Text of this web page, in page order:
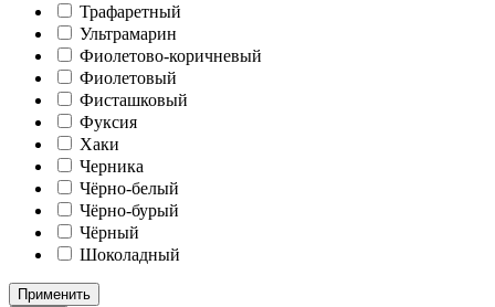
Трафаретный
Ультрамарин
Фиолетово-коричневый
Фиолетовый
Фисташковый
Фуксия
Хаки
Черника
Чёрно-белый
Чёрно-бурый
Чёрный
Шоколадный
Применить